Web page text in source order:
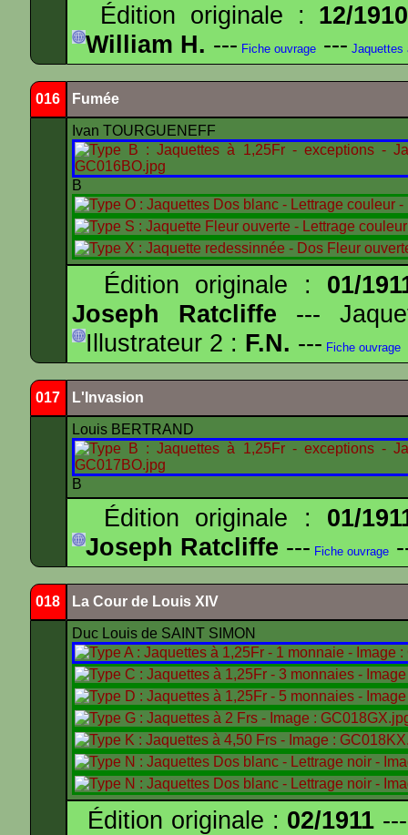
Édition originale : 12/1910
William H. --- Fiche ouvrage --- Jaquettes
016 Fumée
Ivan TOURGUENEFF
B
Édition originale : 01/
Joseph Ratcliffe ---
Illustrateur 2 : F.N. --- Fiche ouvrage
017 L'Invasion
Louis BERTRAND
B
Édition originale : 01/
Joseph Ratcliffe --- Fiche ouvrage
018 La Cour de Louis XIV
Duc Louis de SAINT SIMON
Édition originale : 02/1911